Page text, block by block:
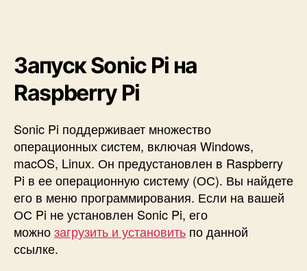
Запуск Sonic Pi на
Raspberry Pi
Sonic Pi поддерживает множество
операционных систем, включая Windows,
macOS, Linux. Он предустановлен в Raspberry
Pi в ее операционную систему (ОС). Вы найдете
его в меню программирования. Если на вашей
ОС Pi не установлен Sonic Pi, его
можнозагрузить и установить по данной
ссылке.